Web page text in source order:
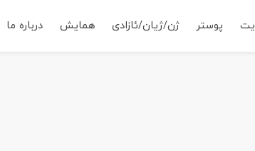
پوستر ژن/ژیان/ئازادی همایش درباره ما